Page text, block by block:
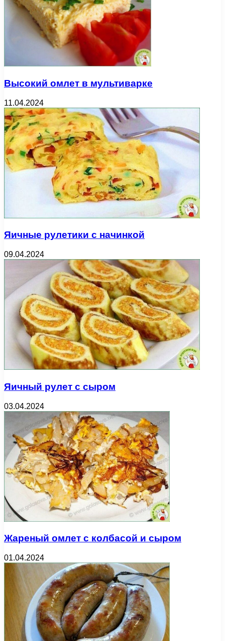
Высокий омлет в мультиварке
11.04.2024
Яичные рулетики с начинкой
09.04.2024
Яичный рулет с сыром
03.04.2024
Жареный омлет с колбасой и сыром
01.04.2024